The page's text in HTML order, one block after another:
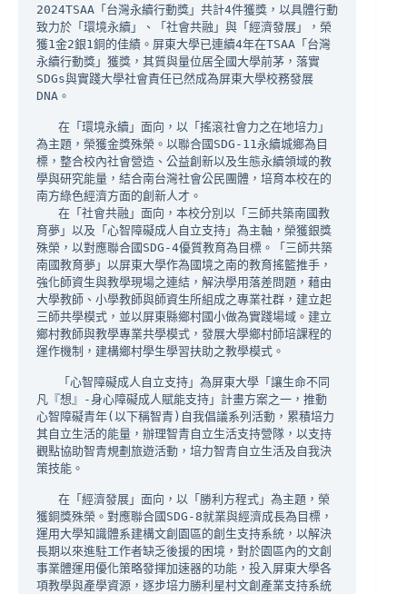
2024TSAA「台灣永續行動獎」共計4件獲獎，以具體行動
致力於「環境永續」、「社會共融」與「經濟發展」，榮
獲1金2銀1銅的佳績。屏東大學已連續4年在TSAA「台灣
永續行動獎」獲獎，其質與量位居全國大學前茅，落實
SDGs與實踐大學社會責任已然成為屏東大學校務發展
DNA。
為主題，榮獲金獎殊榮。以聯合國SDG-11永續城鄉為目
標，整合校內社會營造、公益創新以及生態永續領域的教
學與研究能量，結合南台灣社會公民團體，培育本校在的
南方綠色經濟方面的創新人才。
育夢」以及「心智障礙成人自立支持」為主軸，榮獲銀獎
殊榮，以對應聯合國SDG-4優質教育為目標。「三師共築
南國教育夢」以屏東大學作為國境之南的教育搖籃推手，
強化師資生與教學現場之連結，解決學用落差問題，藉由
大學教師、小學教師與師資生所組成之專業社群，建立起
三師共學模式，並以屏東縣鄉村國小做為實踐場域。建立
鄉村教師與教學專業共學模式，發展大學鄉村師培課程的
運作機制，建構鄉村學生學習扶助之教學模式。
凡『想』-身心障礙成人賦能支持」計畫方案之一，推動
心智障礙青年(以下稱智青)自我倡議系列活動，累積培力
其自立生活的能量，辦理智青自立生活支持營隊，以支持
觀點協助智青規劃旅遊活動，培力智青自立生活及自我決
策技能。
獲銅獎殊榮。對應聯合國SDG-8就業與經濟成長為目標，
運用大學知識體系建構文創園區的創生支持系統，以解決
長期以來進駐工作者缺乏後援的困境，對於園區內的文創
事業體運用優化策略發揮加速器的功能，投入屏東大學各
項教學與產學資源，逐步培力勝利星村文創產業支持系統